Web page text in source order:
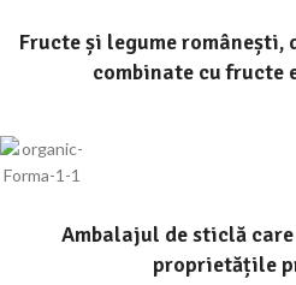
Fructe și legume
combinate cu fructe
Ambalajul de sticlă
proprietățile